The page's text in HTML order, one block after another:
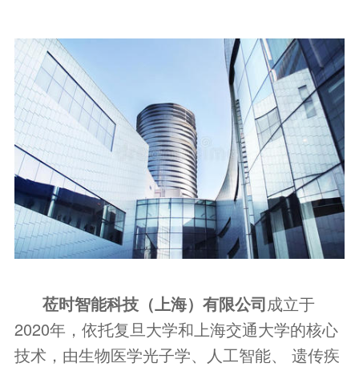
莅时智能科技（上海）有限公司成立于
2020年，依托复旦大学和上海交通大学的核心
技术，由生物医学光子学、人工智能、 遗传疾